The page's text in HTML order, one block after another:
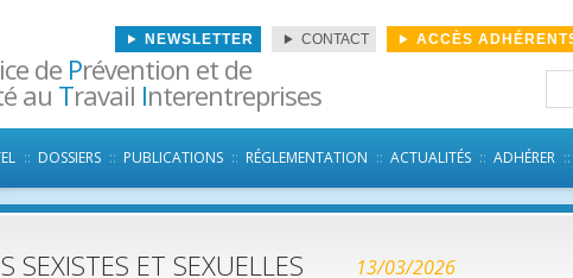
de Prévention et de
au Travail Interentreprises
NEWSLETTER CONTACT ACCÈS
Aller au contenu principal
DOSSIERS PUBLICATIONS RÉGLEMENTATION ACTUALITÉS ADHÉRER
13/03/2026
ET SEXUELLES